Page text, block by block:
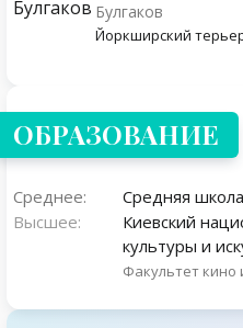
Булгаков
Йоркширский
ОБРАЗОВАНИЕ
Среднее:
Средняя
Высшее:
Киевский
культуры и
Факультет кино